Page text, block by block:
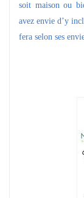
soit maison ou
avez envie d’y
fera selon ses